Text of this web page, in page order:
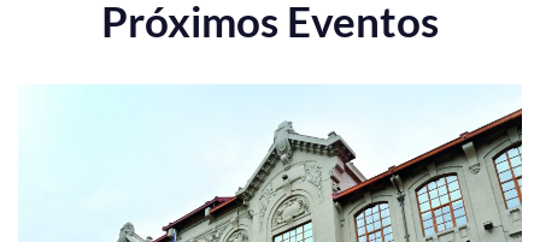
Próximos Eventos